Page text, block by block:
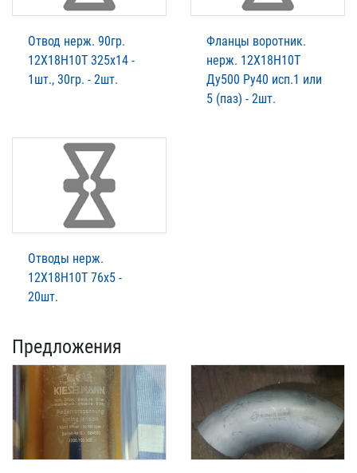
Отвод нерж. 90гр.
12Х18Н10Т 325х14 -
1шт., 30гр. - 2шт.
Фланцы воротник.
нерж. 12Х18Н10Т
Ду500 Ру40 исп.1 или
5 (паз) - 2шт.
Отводы нерж.
12Х18Н10Т 76х5 -
20шт.
Предложения